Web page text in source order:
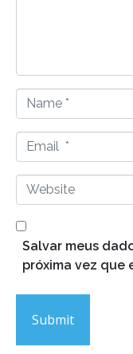
a
m
*
m
a
*
W
e
b
e
Salvar meus
próxima vez que
Submit